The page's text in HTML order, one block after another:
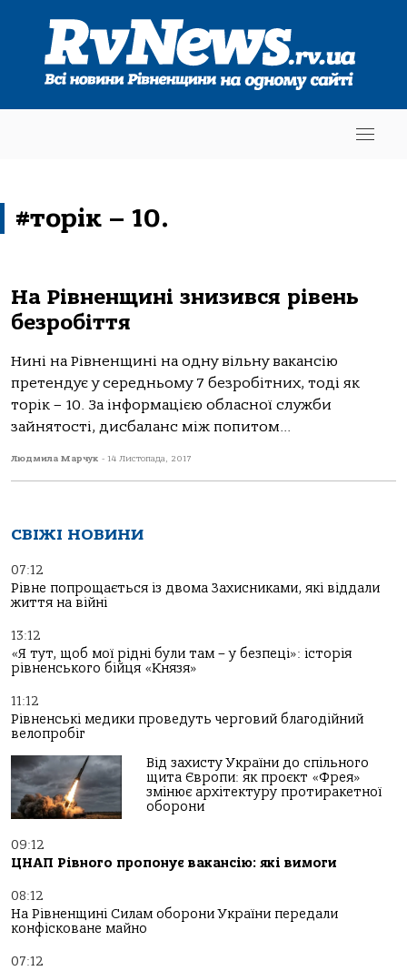
#торік – 10.
На Рівненщині знизився рівень
безробіття
Нині на Рівненщині на одну вільну вакансію
претендує у середньому 7 безробітних, тоді як
торік – 10. За інформацією обласної служби
зайнятості, дисбаланс між попитом...
Людмила Марчук - 14 Листопада, 2017
СВІЖІ НОВИНИ
07:12
Рівне попрощається із двома Захисниками, які віддали
життя на війні
13:12
«Я тут, щоб мої рідні були там – у безпеці»: історія
рівненського бійця «Князя»
11:12
Рівненські медики проведуть черговий благодійний
велопробіг
Від захисту України до спільного
щита Європи: як проєкт «Фрея»
змінює архітектуру протиракетної
оборони
09:12
ЦНАП Рівного пропонує вакансію: які вимоги
08:12
На Рівненщині Силам оборони України передали
конфісковане майно
07:12